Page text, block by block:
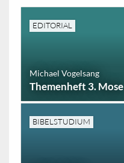
EDITORIAL
Michael Vogelsang
Themenheft 3. Mose
BIBELSTUDIUM